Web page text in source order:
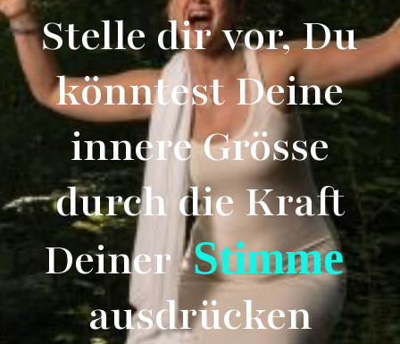
Stelle dir vor, Du
könntest Deine
innere Grösse
durch die Kraft
Deiner Stimme
ausdrücken